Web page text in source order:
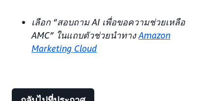
เลือก “สอบถาม AI เพื่อขอความช่วยเหลือ
AMC” ในแถบตัวช่วยนำทางAmazon
Marketing Cloud